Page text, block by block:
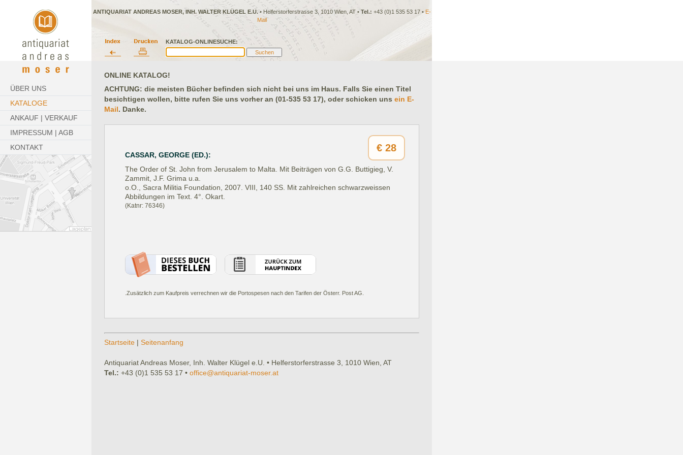
KATALOG-ONLINESUCHE:
ANTIQUARIAT ANDREAS MOSER, INH. WALTER KLÜGEL E.U.• Helferstorferstrasse 3, 1010 Wien, AT • Tel.: +43 (0)1 535 53 17 •E-
Mail
ÜBER UNS
KATALOGE
ANKAUF | VERKAUF
IMPRESSUM | AGB
KONTAKT
ONLINE KATALOG!
ACHTUNG: die meisten Bücher befinden sich nicht bei uns im Haus. Falls Sie einen Titel
besichtigen wollen, bitte rufen Sie uns vorher an (01-535 53 17), oder schicken uns ein E-
Mail. Danke.
€ 28
CASSAR, GEORGE (ED.):
The Order of St. John from Jerusalem to Malta. Mit Beiträgen von G.G. Buttigieg, V.
Zammit, J.F. Grima u.a.
o.O., Sacra Militia Foundation, 2007. VIII, 140 SS. Mit zahlreichen schwarzweissen
Abbildungen im Text. 4°. Okart.
(Katnr: 76346)
.Zusätzlich zum Kaufpreis verrechnen wir die Portospesen nach den Tarifen der Österr. Post AG.
Startseite | Seitenanfang
Antiquariat Andreas Moser, Inh. Walter Klügel e.U. • Helferstorferstrasse 3, 1010 Wien, AT
Tel.: +43 (0)1 535 53 17 • office@antiquariat-moser.at